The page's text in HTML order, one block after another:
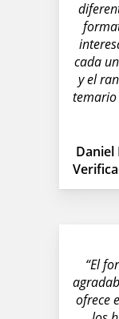
cada
y el
temario
Daniel
“El
ofrece